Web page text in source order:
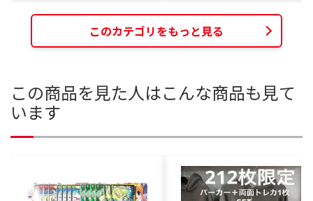
このカテゴリをもっと見る
この商品を見た人はこんな商品も見て
います